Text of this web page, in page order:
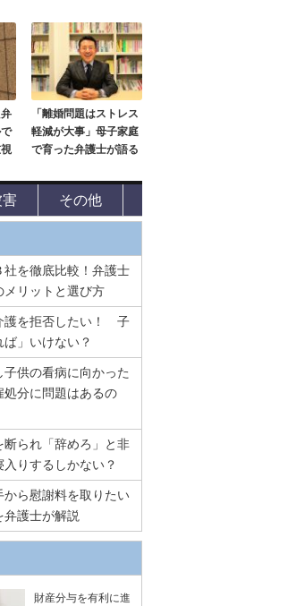
「離婚問題はストレス
軽減が大事」母子家庭
で育った弁護士が語る
害 その他
社を徹底比較！弁護士
メリットと選び方
護を拒否したい！ 子
」いけない？
供の看病に向かった
分に問題はあるの
られ「辞めろ」と非
りするしかない？
ら慰謝料を取りたい
護士が解説
財産分与を有利に進